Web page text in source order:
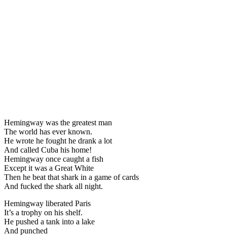
Hemingway was the greatest man
The world has ever known.
He wrote he fought he drank a lot
And called Cuba his home!
Hemingway once caught a fish
Except it was a Great White
Then he beat that shark in a game of cards
And fucked the shark all night.
Hemingway liberated Paris
It’s a trophy on his shelf.
He pushed a tank into a lake
And punched